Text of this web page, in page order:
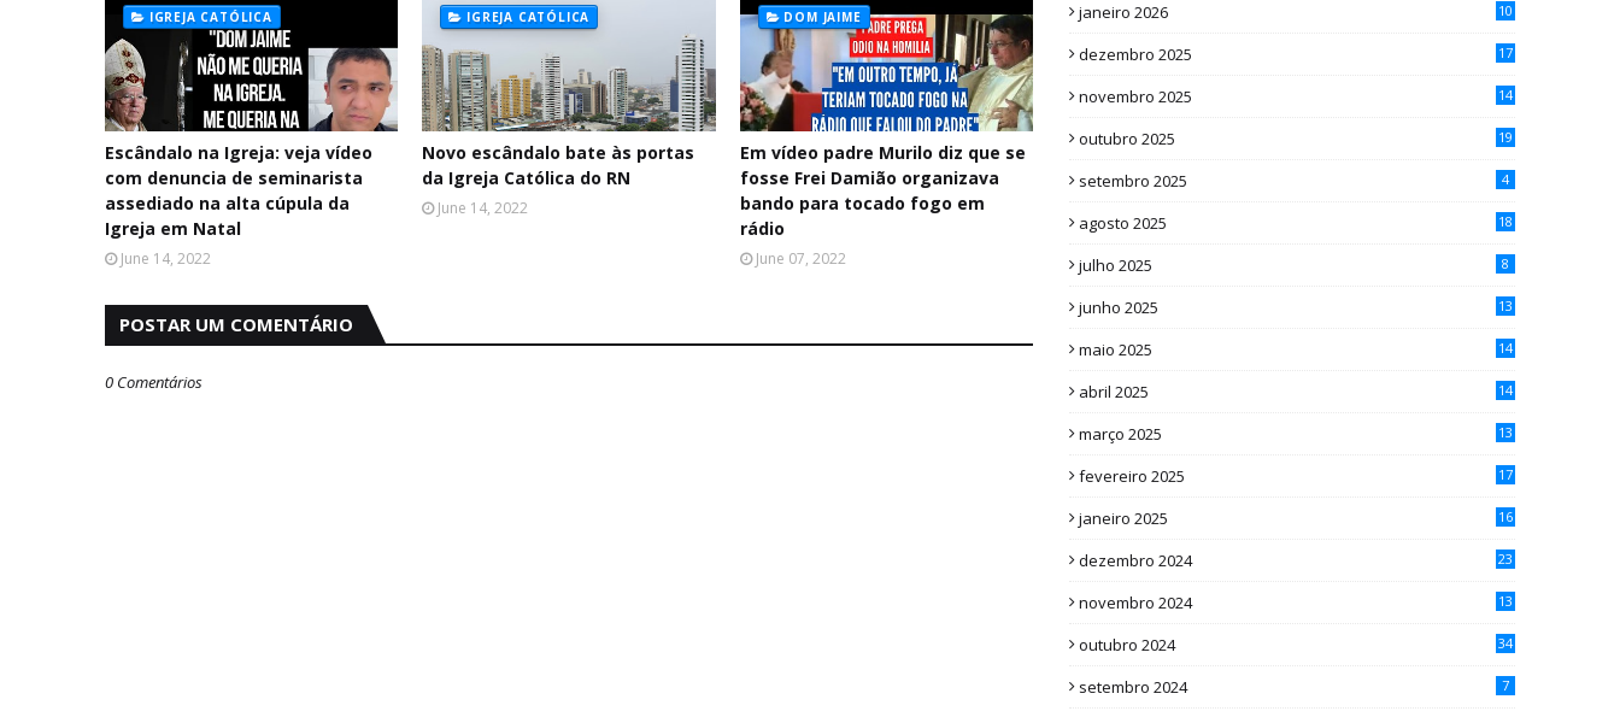
IGREJA CATÓLICA
Escândalo na Igreja: veja vídeo
com denuncia de seminarista
assediado na alta cúpula da
Igreja em Natal
June 14, 2022
IGREJA CATÓLICA
Novo escândalo bate às portas
da Igreja Católica do RN
June 14, 2022
DOM JAIME
Em vídeo padre Murilo diz que se
fosse Frei Damião organizava
bando para tocado fogo em
rádio
June 07, 2022
POSTAR UM COMENTÁRIO
0 Comentários
janeiro 2026 10
dezembro 2025 17
novembro 2025 14
outubro 2025 19
setembro 2025 4
agosto 2025 18
julho 2025 8
junho 2025 13
maio 2025 14
abril 2025 14
março 2025 13
fevereiro 2025 17
janeiro 2025 16
dezembro 2024 23
novembro 2024 13
outubro 2024 34
setembro 2024 7